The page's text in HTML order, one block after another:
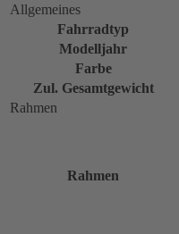
Allgemeines
Fahrradtyp
Modelljahr
Farbe
Zul. Gesamtgewicht
Rahmen
Rahmen